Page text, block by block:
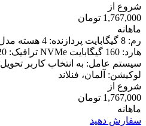
شروع از
1,767,000 تومان
ماهانه
سیستم عامل: به انتخاب کاربر
لوکیشن: آلمان، فنلاند
شروع از
1,767,000 تومان
ماهانه
سفارش دهید